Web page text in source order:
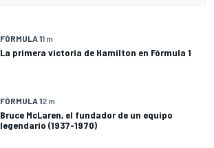
FÓRMULA 11 m
La primera victoria de Hamilton en Fórmula 1
FÓRMULA 12 m
Bruce McLaren, el fundador de un equipo
legendario (1937-1970)